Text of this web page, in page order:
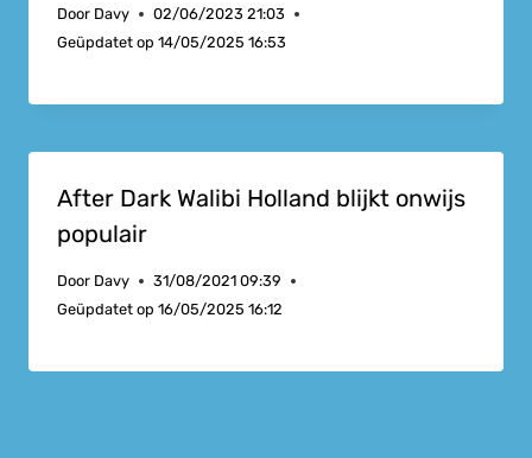
Door Davy
02/06/2023 21:03
Geüpdatet op 14/05/2025 16:53
After Dark Walibi Holland blijkt onwijs
populair
Door Davy
31/08/2021 09:39
Geüpdatet op 16/05/2025 16:12